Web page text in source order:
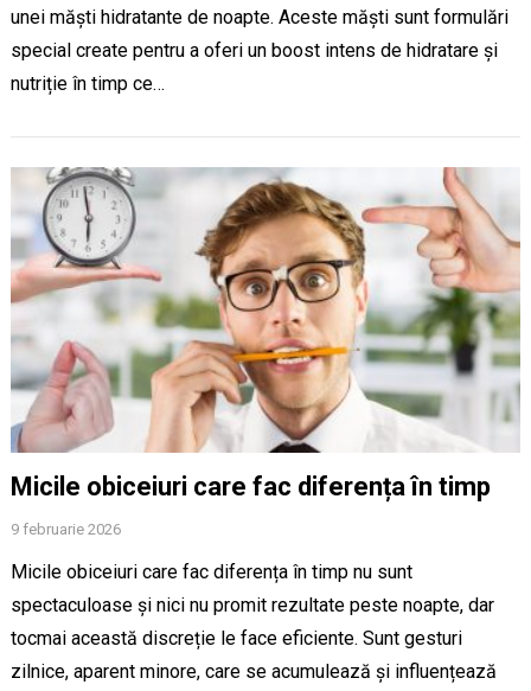
unei măști hidratante de noapte. Aceste măști sunt formulări
special create pentru a oferi un boost intens de hidratare și
nutriție în timp ce…
Micile obiceiuri care fac diferența în timp
9 februarie 2026
Micile obiceiuri care fac diferența în timp nu sunt
spectaculoase și nici nu promit rezultate peste noapte, dar
tocmai această discreție le face eficiente. Sunt gesturi
zilnice, aparent minore, care se acumulează și influențează